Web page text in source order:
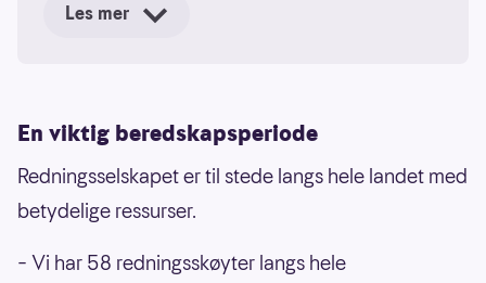
informasjon og sjøvett. Organisasjonen ble
stiftet i 1891 og har siden bygget en flåte av
redningsskøyter og et stort frivilligapparat
som har reddet tusenvis av liv.
Les mer
En viktig beredskapsperiode
Redningsselskapet er til stede langs hele landet med
betydelige ressurser.
– Vi har 58 redningsskøyter langs hele